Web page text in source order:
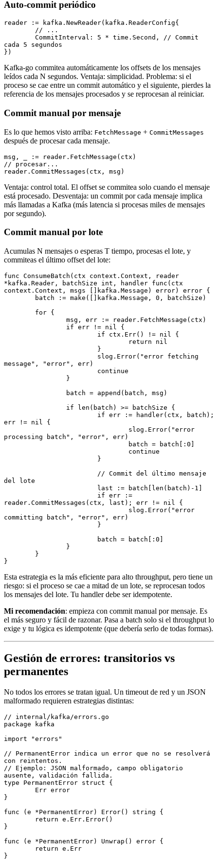
Auto-commit periódico
reader := kafka. NewReader( kafka . ReaderConfig{
	// ...
	CommitInterval:
5 * time.Second, // Commit
cada 5 segundos
})
Kafka-go commitea automáticamente los offsets de los mensajes
leídos cada N segundos. Ventaja: simplicidad. Problema: si el
proceso se cae entre un commit automático y el siguiente, pierdes la
referencia de los mensajes procesados y se reprocesan al reiniciar.
Commit manual por mensaje
Es lo que hemos visto arriba: FetchMessage + CommitMessages
después de procesar cada mensaje.
msg, _ := reader. FetchMessage (ctx)
// procesar...
reader. CommitMessages (ctx, msg)
Ventaja: control total. El offset se commitea solo cuando el mensaje
está procesado. Desventaja: un commit por cada mensaje implica
más llamadas a Kafka (más latencia si procesas miles de mensajes
por segundo).
Commit manual por lote
Acumulas N mensajes o esperas T tiempo, procesas el lote, y
commiteas el último offset del lote:
func ConsumeBatch (ctx context . Context
* kafka . Reader , batchSize int , handler func
context . Context , msgs [] kafka . Message ) error) error {
	batch
:= make ([] kafka . Message , 0 , batchSize)
	for
{
		msg, err
:= reader. FetchMessage (ctx)
		if
err != nil {
			if
ctx. Err() != nil {
				return
nil
			}
			slog.
Error( "error fetching
message" , "error" , err)
			continue
		}
		batch
= append (batch, msg)
		if
len (batch) >= batchSize {
			if
err := handler(ctx, batch);
err
!= nil {
				slog.
Error( "error
processing batch" , "error" , err)
				batch
= batch[: 0
				continue
			}
del lote
			last
:= batch[ len (batch) - 1
			if
err
:=
reader. CommitMessages (ctx, last); err != nil {
				slog.
Error( "error
committing batch" , "error" , err)
			}
			batch
= batch[: 0
		}
	}
}
Esta estrategia es la más eficiente para alto throughput, pero tiene un
riesgo: si el proceso se cae a mitad de un lote, se reprocesan todos
los mensajes del lote. Tu handler debe ser idempotente.
Mi recomendación: empieza con commit manual por mensaje. Es
el más seguro y fácil de razonar. Pasa a batch solo si el throughput lo
exige y tu lógica es idempotente (que debería serlo de todas formas).
Gestión de errores: transitorios vs
permanentes
No todos los errores se tratan igual. Un timeout de red y un JSON
malformado requieren estrategias distintas:
// internal/kafka/errors.go
package kafka
import "errors"
// PermanentError indica un error que no se resolverá
con reintentos.
// Ejemplo: JSON malformado, campo obligatorio
ausente, validación fallida.
type PermanentError struct {
	Err
error
}
func (e *PermanentError) Error() string {
	return
e.Err. Error()
}
func (e *PermanentError) Unwrap () error {
	return
e.Err
}